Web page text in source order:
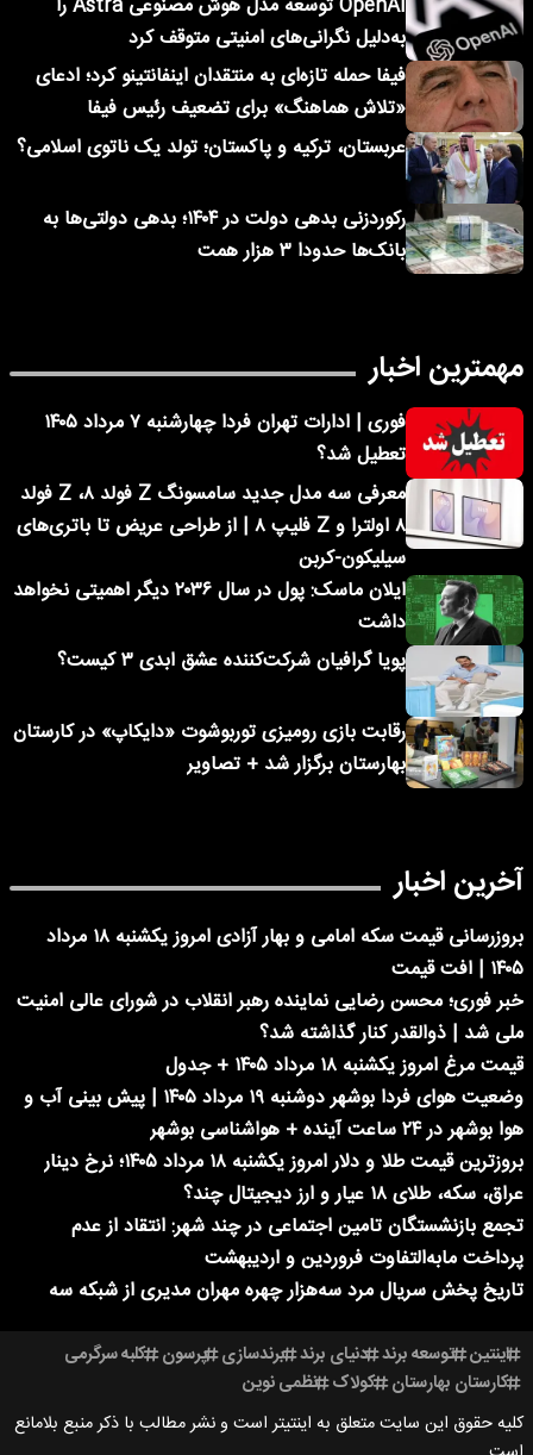
به‌دلیل نگرانی‌های امنیتی متوقف کرد
فیفا حمله تازه‌ای به منتقدان اینفانتینو کرد؛ ادعای
«تلاش هماهنگ» برای تضعیف رئیس فیفا
عربستان، ترکیه و پاکستان؛ تولد یک ناتوی اسلامی؟
رکوردزنی بدهی دولت در ۱۴۰۴؛ بدهی دولتی‌ها به
بانک‌ها حدودا ۳ هزار همت
مهمترین اخبار
فوری | ادارات تهران فردا چهارشنبه ۷ مرداد ۱۴۰۵
تعطیل شد؟
معرفی سه مدل جدید سامسونگ Z فولد ۸، Z فولد
۸ اولترا و Z فلیپ ۸ | از طراحی عریض تا باتری‌های
سیلیکون-کربن
ایلان ماسک: پول در سال ۲۰۳۶ دیگر اهمیتی نخواهد
داشت
پویا گرافیان شرکت‌کننده عشق ابدی ۳ کیست؟
رقابت بازی رومیزی توربوشوت «دایکاپ» در کارستان
بهارستان برگزار شد + تصاویر
آخرین اخبار
بروزرسانی قیمت سکه امامی و بهار آزادی امروز یکشنبه ۱۸ مرداد
۱۴۰۵ | افت قیمت
خبر فوری؛ محسن رضایی نماینده رهبر انقلاب در شورای عالی امنیت
ملی شد | ذوالقدر کنار گذاشته شد؟
قیمت مرغ امروز یکشنبه ۱۸ مرداد ۱۴۰۵ + جدول
وضعیت هوای فردا بوشهر دوشنبه ۱۹ مرداد ۱۴۰۵ | پیش بینی آب و
هوا بوشهر در ۲۴ ساعت آینده + هواشناسی بوشهر
بروزترین قیمت طلا و دلار امروز یکشنبه ۱۸ مرداد ۱۴۰۵؛ نرخ دینار
عراق، سکه، طلای ۱۸ عیار و ارز دیجیتال چند؟
تجمع بازنشستگان تامین اجتماعی در چند شهر: انتقاد از عدم
پرداخت مابه‌التفاوت فروردین و اردیبهشت
تاریخ پخش سریال مرد سه‌هزار چهره مهران مدیری از شبکه سه
اینتین توسعه برند دنیای برند برندسازی پرسون کلبه سرگرمی
کارستان بهارستان کولاک نظمی نوین
کلیه حقوق این سایت متعلق به اینتیتر است و نشر مطالب با ذکر منبع بلامانع